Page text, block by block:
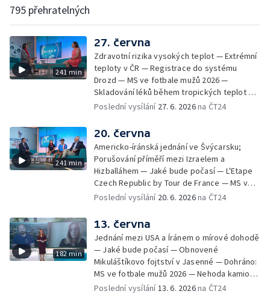
795 přehratelných
241 min
27. června
Zdravotní rizika vysokých teplot — Extrémní
teploty v ČR — Registrace do systému
Drozd — MS ve fotbale mužů 2026 —
Skladování léků během tropických teplot —
MFF KV: proměny vizuální identity v průběhu
Jak se chovat v národních parcích a CHKO —
Festival Bystřička — Výjezdy záchranné
služby kvůli vedrům; Příprava lékárničky na
dovolenou; Body záchrany — Extrémní
teploty v Polsku a na Slovensku — Nový
způsob sledování růstu a chování korálů —
Letní soutěž Déčka Operace abeceda —
vody — Péče o rostliny v horkých dnech —
Cestovní pojištění do zahraničí — Festival
Zlín žije 2026 — Vodní záchranáři v
pohotovosti; Hlídky brněnských záchranářů
kvůli ohňostroji
Poslední vysílání 27. 6. 2026na ČT24
241 min
20. června
Americko-íránská jednání ve Švýcarsku;
Porušování příměří mezi Izraelem a
Hizballáhem — Jaké bude počasí — L'Etape
Czech Republic by Tour de France — MS ve
fotbale mužů 2026 — Světový den ALS —
samosběr česneku v Česku — Dobrá kvalita
vody ke koupání v Praze — 11 českých škol
s certifikátem Světová škola — Charitativní
běh RUN4HELP — Jak se chovat v horkém
počasí — Olympiáda dětí a mládeže v Praze
— Dobrovolníci uklízejí řeku Sázavu —
Koupání ve vodní nádrži Slezská Harta —
Poslední vysílání 20. 6. 2026na ČT24
182 min
13. června
Jednání mezi USA a Íránem o mírové dohodě
— Jaké bude počasí — Obnovené
Mikuláštíkovo fojtství v Jasenné — Dohráno:
MS ve fotbale mužů 2026 — Nehoda kamionů
u Brna — V Bratislavě se narodila siamská
Poslední vysílání13. 6. 2026na ČT24